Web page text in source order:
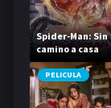
Spider-Man: Sin
camino a casa
PELICULA